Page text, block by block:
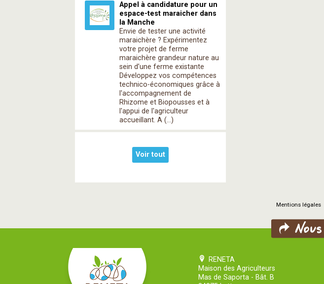
Appel à candidature pour un
espace-test maraicher dans
la Manche
Envie de tester une activité
maraichère ? Expérimentez
votre projet de ferme
maraichère grandeur nature au
sein d’une ferme existante
Développez vos compétences
technico-économiques grâce à
l'accompagnement de
Rhizome et Biopousses et à
l'appui de l'agriculteur
accueillant. A (…)
Voir tout
Mentions légales
RENETA
Maison des Agriculteurs
Mas de Saporta - Bât. B